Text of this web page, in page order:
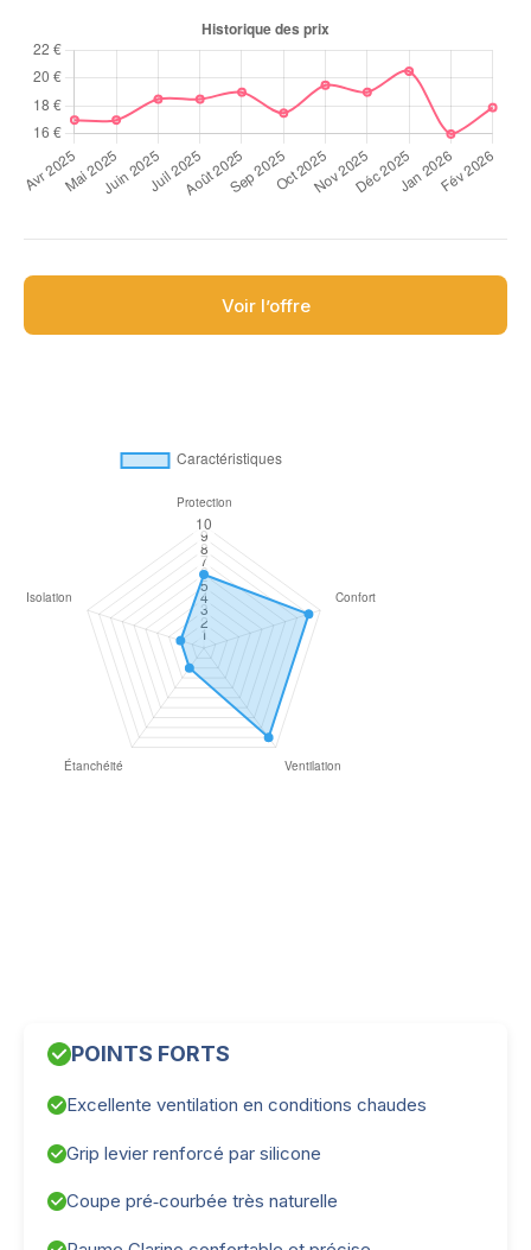
Voir l’offre
POINTS FORTS
Excellente ventilation en conditions chaudes
Grip levier renforcé par silicone
Coupe pré‑courbée très naturelle